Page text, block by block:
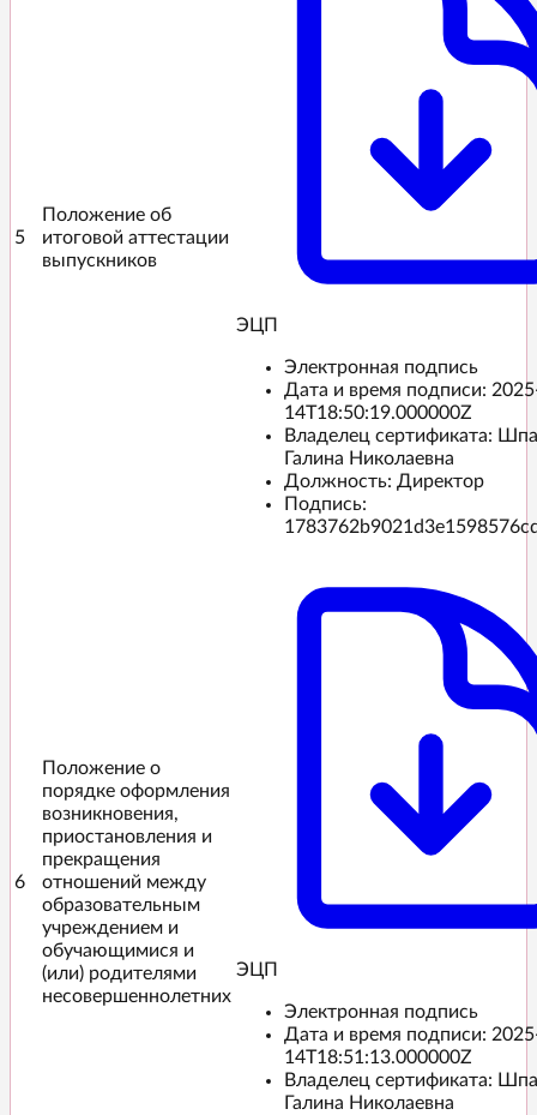
5
Положение об
итоговой аттестации
выпускников
ЭЦП️
Электронная подпись
Дата и время подписи:
14T18:50:19.000000Z
Владелец сертификата:
Галина Николаевна
Должность: Директор
Подпись:
6
Положение о
порядке оформления
возникновения,
приостановления и
прекращения
отношений между
образовательным
учреждением и
обучающимися и
(или) родителями
несовершеннолетних
ЭЦП️
Электронная подпись
Дата и время подписи:
14T18:51:13.000000Z
Владелец сертификата:
Галина Николаевна